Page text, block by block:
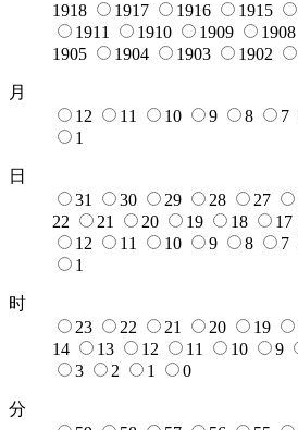
1918
1917 1916 1915
1911
1910 1909 1908
1905
1904 1903 1902
月
12
11 10 9 8 7
1
日
31
30 29 28 27
22
21 20 19 18 17
12
11 10 9 8 7
1
时
23
22 21 20 19
14
13 12 11 10 9
3
2 1 0
分